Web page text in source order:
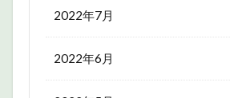
2022年7月
2022年6月